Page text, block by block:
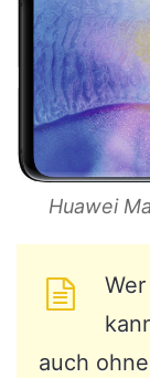
Huawei
auch